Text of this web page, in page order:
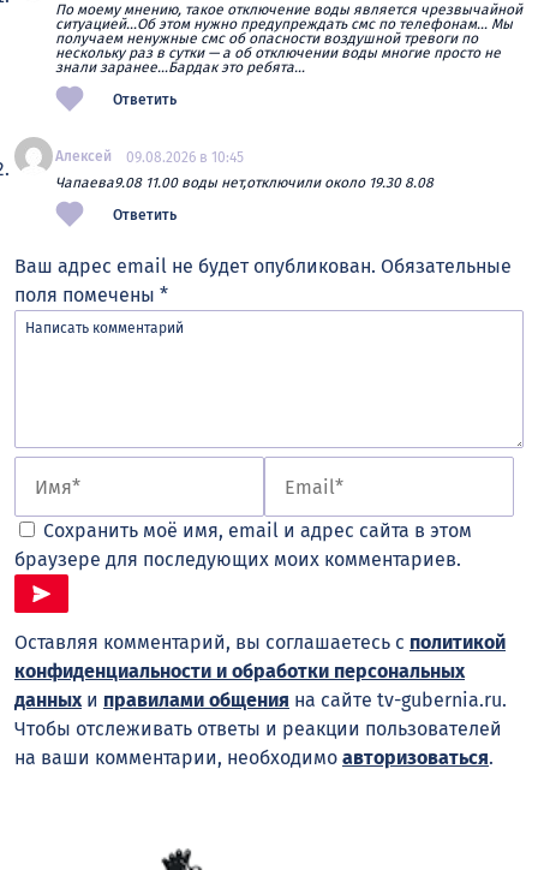
По моему мнению, такое отключение воды является чрезвычайной
ситуацией…Об этом нужно предупреждать смс по телефонам… Мы
получаем ненужные смс об опасности воздушной тревоги по
нескольку раз в сутки — а об отключении воды многие просто не
знали заранее…Бардак это ребята…
Ответить
Алексей
09.08.2026 в 10:45
Чапаева9.08 11.00 воды нет,отключили около 19.30 8.08
Ответить
Ваш адрес email не будет опубликован. Обязательные
поля помечены *
Сохранить моё имя, email и адрес сайта в этом
браузере для последующих моих комментариев.
Оставляя комментарий, вы соглашаетесь с политикой
конфиденциальности и обработки персональных
данныхи правилами общения на сайте tv-gubernia.ru.
Чтобы отслеживать ответы и реакции пользователей
на ваши комментарии, необходимо авторизоваться.